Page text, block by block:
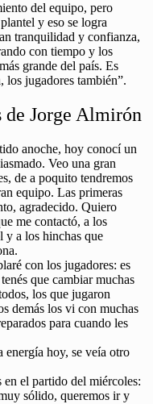
del equipo, pero
y eso se logra
tranquilidad y confianza,
con tiempo y los
grande del país. Es
los jugadores también”.
de Jorge Almirón
anoche, hoy conocí un
Veo una gran
de a poquito tendremos
equipo. Las primeras
agradecido. Quiero
me contactó, a los
y a los hinchas que
con los jugadores: es
que cambiar muchas
los que jugaron
demás los vi con muchas
para cuando les
energía hoy, se veía otro
el partido del miércoles:
sólido, queremos ir y